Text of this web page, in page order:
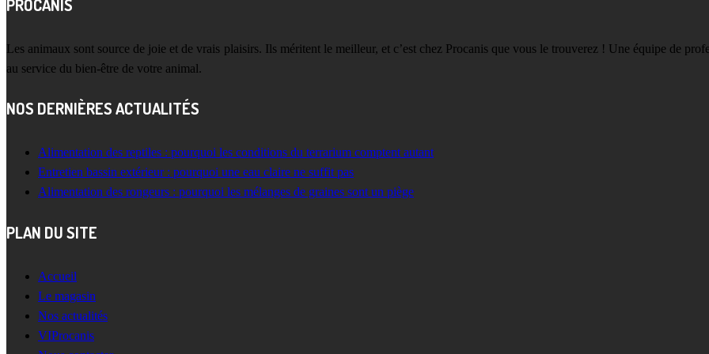
PROCANIS
Les animaux sont source de joie et de vrais plaisirs. Ils méritent le meilleur, et c’est chez Procanis que vous le trouverez ! Une équipe de
au service du bien-être de votre animal.
NOS DERNIÈRES ACTUALITÉS
Alimentation des reptiles : pourquoi les conditions du terrarium comptent autant
Entretien bassin extérieur : pourquoi une eau claire ne suffit pas
Alimentation des rongeurs : pourquoi les mélanges de graines sont un piège
PLAN DU SITE
Accueil
Le magasin
Nos actualités
VIProcanis